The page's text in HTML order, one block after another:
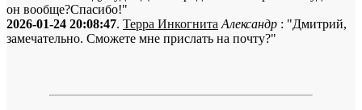
он вообще?Спасибо!"
2026-01-24 20:08:47. Терра Инкогнита Александр : "Дмитрий,
замечательно. Сможете мне прислать на почту?"